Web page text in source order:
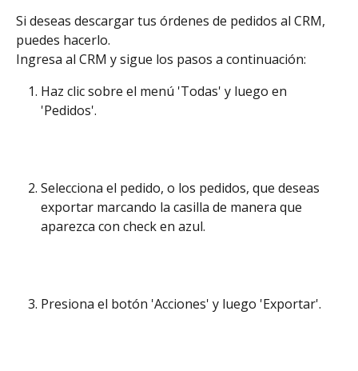
Si deseas descargar tus órdenes de pedidos al CRM,
puedes hacerlo.
Ingresa al CRM y sigue los pasos a continuación:
Haz clic sobre el menú 'Todas' y luego en
'Pedidos'.
Selecciona el pedido, o los pedidos, que deseas
exportar marcando la casilla de manera que
aparezca con check en azul.
Presiona el botón 'Acciones' y luego 'Exportar'.